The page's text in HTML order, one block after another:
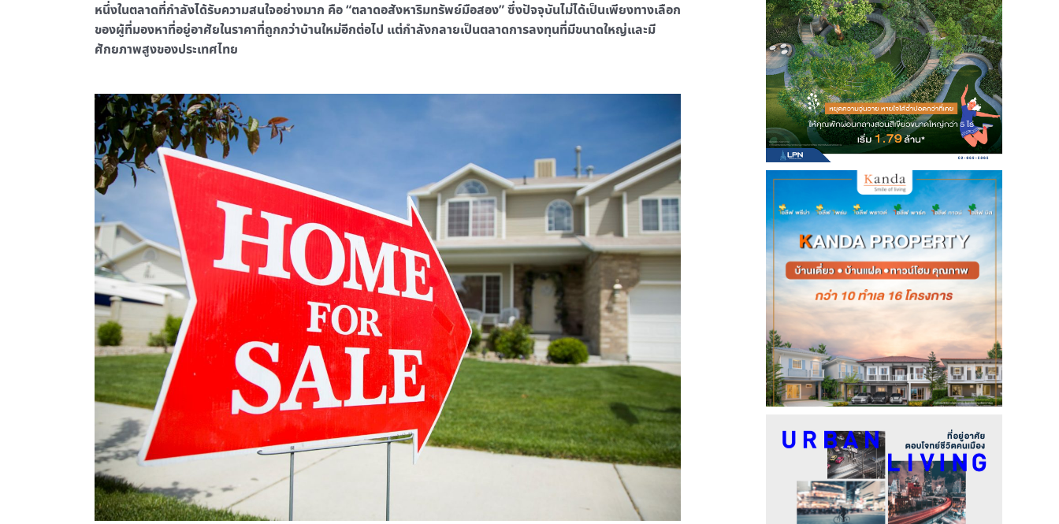
หนึ่งในตลาดที่กำลังได้รับความสนใจอย่างมาก คือ “ตลาดอสังหาริมทรัพย์มือสอง” ซึ่งปัจจุบันไม่ได้เป็นเพียงทางเลือก
ของผู้ที่มองหาที่อยู่อาศัยในราคาที่ถูกกว่าบ้านใหม่อีกต่อไป แต่กำลังกลายเป็นตลาดการลงทุนที่มีขนาดใหญ่และมี
ศักยภาพสูงของประเทศไทย